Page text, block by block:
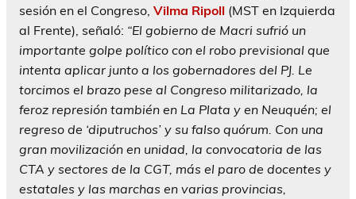
sesión en el Congreso, Vilma Ripoll (MST en Izquierda
al Frente), señaló: “El gobierno de Macri sufrió un
importante golpe político con el robo previsional que
intenta aplicar junto a los gobernadores del PJ. Le
torcimos el brazo pese al Congreso militarizado, la
feroz represión también en La Plata y en Neuquén; el
regreso de ‘diputruchos’ y su falso quórum. Con una
gran movilización en unidad, la convocatoria de las
CTA y sectores de la CGT, más el paro de docentes y
estatales y las marchas en varias provincias,